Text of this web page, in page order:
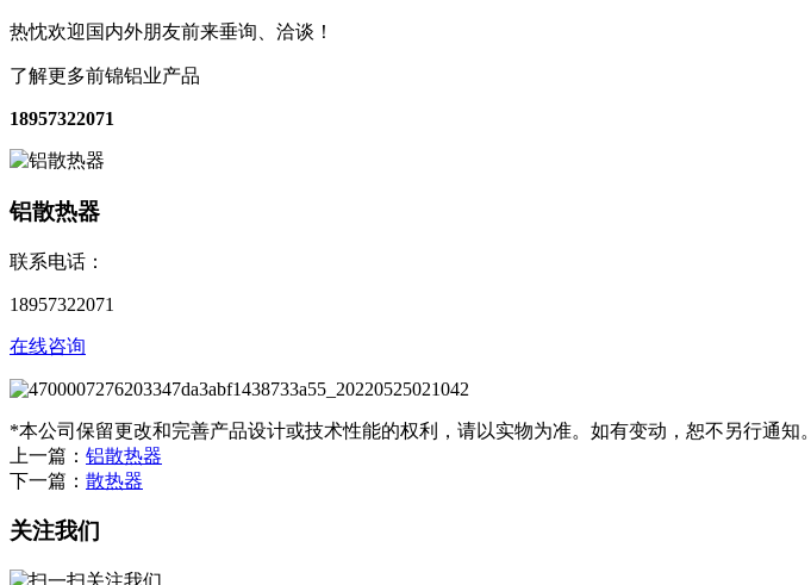
热忱欢迎国内外朋友前来垂询、洽谈！
了解更多前锦铝业产品
18957322071
铝散热器
联系电话：
18957322071
在线咨询
*本公司保留更改和完善产品设计或技术性能的权利，请以实物为准。如有变动，恕不另行通知。
上一篇： 铝散热器
下一篇： 散热器
关注我们